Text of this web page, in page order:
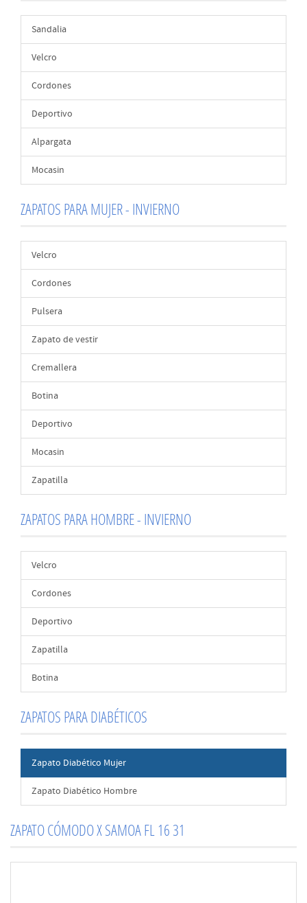
Sandalia
Velcro
Cordones
Deportivo
Alpargata
Mocasin
ZAPATOS PARA MUJER - INVIERNO
Velcro
Cordones
Pulsera
Zapato de vestir
Cremallera
Botina
Deportivo
Mocasin
Zapatilla
ZAPATOS PARA HOMBRE - INVIERNO
Velcro
Cordones
Deportivo
Zapatilla
Botina
ZAPATOS PARA DIABÉTICOS
Zapato Diabético Mujer
Zapato Diabético Hombre
ZAPATO CÓMODO X SAMOA FL 16 31